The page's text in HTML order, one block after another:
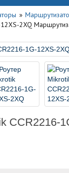
2XQ
CCR2216-